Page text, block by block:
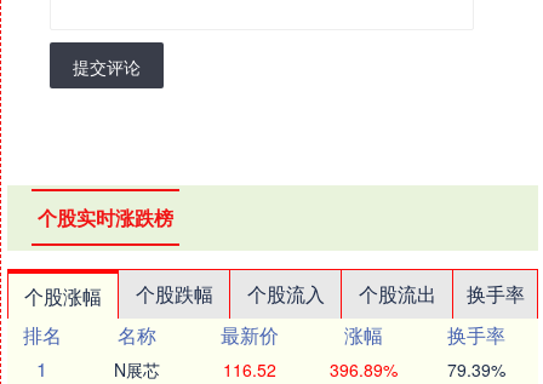
提交评论
个股实时涨跌榜
个股涨幅 个股跌幅 个股流入 个股流出
换手率
排名
名称 最新价 涨幅
换手率
1
N展芯 116.52 396.89% 79.39%